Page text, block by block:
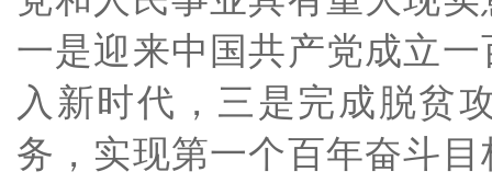
一是迎来中国共产党成立
入新时代，三是完成脱贫
务，实现第一个百年奋斗